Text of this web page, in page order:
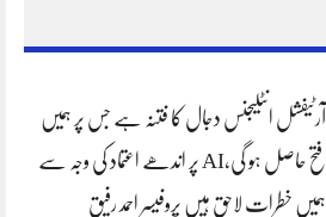
آرٹیفشل انٹلیجنس دجال کا فتنہ ہے جس پر ہمیں
فتح حاصل ہو گی،AI پر اندھے اعتماد کی وجہ سے
ہمیں خطرات لاحق ہیں پروفیسر احمد رفیق